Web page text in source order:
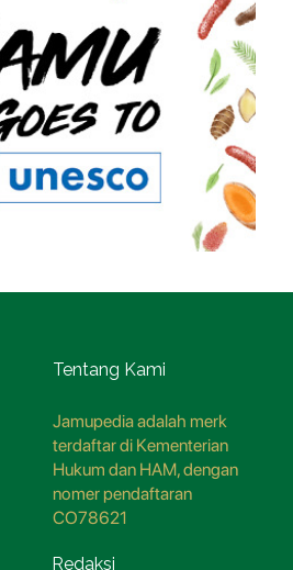
Tentang Kami
Jamupedia adalah merk
terdaftar di Kementerian
Hukum dan HAM, dengan
nomer pendaftaran
CO78621
Redaksi